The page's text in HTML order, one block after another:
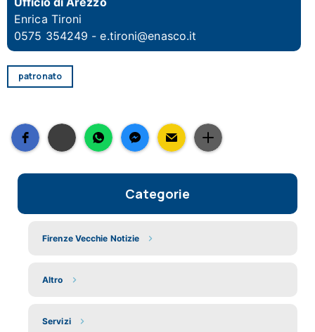
Enrica Tironi
0575 354249 -e.tironi@enasco.it
patronato
Categorie
Firenze Vecchie Notizie
Altro
Servizi